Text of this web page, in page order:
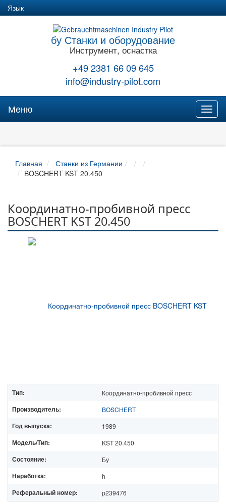
Язык
бу Станки и оборудование
Инструмент, оснастка
+49 2381 66 09 645
info@industry-pilot.com
Меню
Главная
Станки из Германии
BOSCHERT KST 20.450
Координатно-пробивной пресс
BOSCHERT KST 20.450
Тип: Координатно-пробивной пресс
Производитель: BOSCHERT
Год выпуска: 1989
Модель/Тип: KST 20.450
Состояние: Бу
Наработка: h
Реферальный номер: p239476